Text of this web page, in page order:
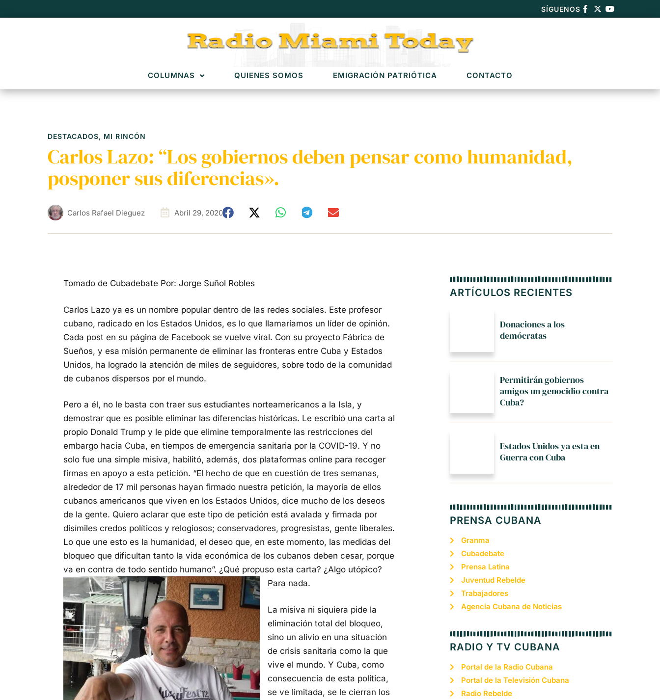
SÍGUENOS
COLUMNAS QUIENES SOMOS EMIGRACIÓN PATRIÓTICA CONTACTO
DESTACADOS, MI RINCÓN
Carlos Lazo: “Los gobiernos deben pensar como humanidad,
posponer sus diferencias».
Carlos Rafael Dieguez Abril 29, 2020
Tomado de Cubadebate Por: Jorge Suñol Robles
Carlos Lazo ya es un nombre popular dentro de las redes sociales. Este profesor
cubano, radicado en los Estados Unidos, es lo que llamaríamos un líder de opinión.
Cada post en su página de Facebook se vuelve viral. Con su proyecto Fábrica de
Sueños, y esa misión permanente de eliminar las fronteras entre Cuba y Estados
Unidos, ha logrado la atención de miles de seguidores, sobre todo de la comunidad
de cubanos dispersos por el mundo.
Pero a él, no le basta con traer sus estudiantes norteamericanos a la Isla, y
demostrar que es posible eliminar las diferencias históricas. Le escribió una carta al
propio Donald Trump y le pide que elimine temporalmente las restricciones del
embargo hacia Cuba, en tiempos de emergencia sanitaria por la COVID-19. Y no
solo fue una simple misiva, habilitó, además, dos plataformas online para recoger
firmas en apoyo a esta petición. “El hecho de que en cuestión de tres semanas,
alrededor de 17 mil personas hayan firmado nuestra petición, la mayoría de ellos
cubanos americanos que viven en los Estados Unidos, dice mucho de los deseos
de la gente. Quiero aclarar que este tipo de petición está avalada y firmada por
disímiles credos políticos y relogiosos; conservadores, progresistas, gente liberales.
Lo que une esto es la humanidad, el deseo que, en este momento, las medidas del
bloqueo que dificultan tanto la vida económica de los cubanos deben cesar, porque
va en contra de todo sentido humano”. ¿Qué propuso esta carta? ¿Algo utópico?
Para nada.
La misiva ni siquiera pide la
eliminación total del bloqueo,
sino un alivio en una situación
de crisis sanitaria como la que
vive el mundo. Y Cuba, como
consecuencia de esta política,
se ve limitada, se le cierran los
ARTÍCULOS RECIENTES
Donaciones a los
demócratas
Permitirán gobiernos
amigos un genocidio contra
Cuba?
Estados Unidos ya esta en
Guerra con Cuba
PRENSA CUBANA
Granma
Cubadebate
Prensa Latina
Juventud Rebelde
Trabajadores
Agencia Cubana de Noticias
RADIO Y TV CUBANA
Portal de la Radio Cubana
Portal de la Televisión Cubana
Radio Rebelde